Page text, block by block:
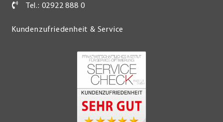
Tel.: 02922 888 0
Kundenzufriedenheit & Service